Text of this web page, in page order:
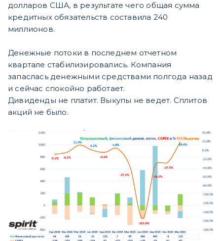
долларов США, в результате чего общая сумма
кредитных обязательств составила 240
миллионов.
Денежные потоки в последнем отчетном
квартале стабилизировались. Компания
запаслась денежными средствами полгода назад
и сейчас спокойно работает.
Дивиденды не платит. Выкупы не ведет. Сплитов
акций не было.